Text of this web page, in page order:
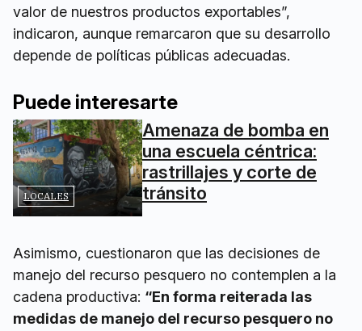
valor de nuestros productos exportables”,
indicaron, aunque remarcaron que su desarrollo
depende de políticas públicas adecuadas.
Puede interesarte
LOCALES
Amenaza de bomba en
una escuela céntrica:
rastrillajes y corte de
tránsito
Asimismo, cuestionaron que las decisiones de
manejo del recurso pesquero no contemplen a la
cadena productiva: “En forma reiterada las
medidas de manejo del recurso pesquero no